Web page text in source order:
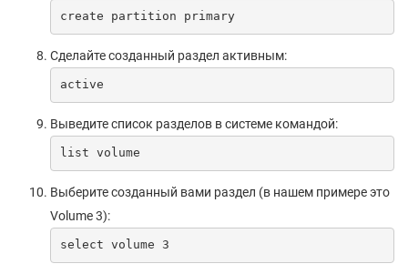
create partition primary
Сделайте созданный раздел активным:
active
Выведите список разделов в системе командой:
list volume
Выберите созданный вами раздел (в нашем примере это
Volume 3):
select volume 3